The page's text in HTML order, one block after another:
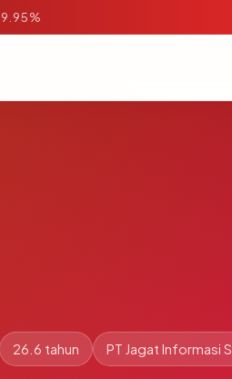
26.6 tahun PT Jagat Informasi